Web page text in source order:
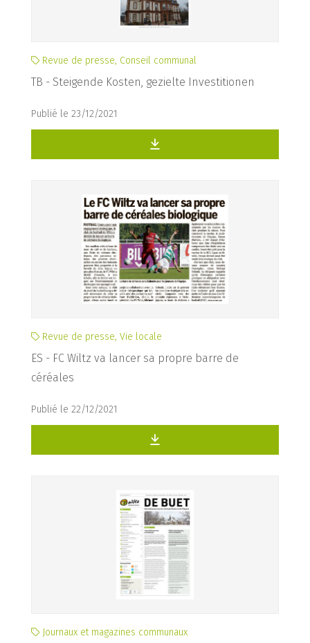
Revue de presse, Conseil communal
TB - Steigende Kosten, gezielte Investitionen
Publié le 23/12/2021
Revue de presse, Vie locale
ES - FC Wiltz va lancer sa propre barre de
céréales
Publié le 22/12/2021
Journaux et magazines communaux